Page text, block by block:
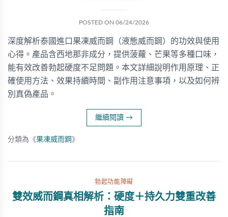
POSTED ON 06/24/2026
深度解析泰國進口果凍威而鋼（液態威而鋼）的功效與使用
心得。產品含西地那非成分，提供菠蘿、芒果等多種口味，
能有效改善勃起硬度不足問題。本文詳細說明作用原理、正
確使用方法、效果持續時間、副作用注意事項，以及如何辨
別真偽產品。
繼續閱讀 →
分類為《果凍威而鋼 》
勃起功能障礙
雙效威而鋼真相解析：硬度＋持久力雙重改善
指南